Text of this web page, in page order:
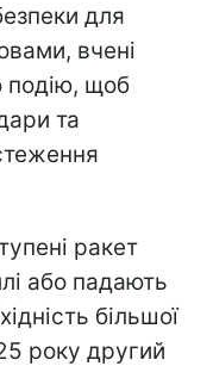
для
вчені
подію, щоб
та
ракет
або падають
більшої
року другий